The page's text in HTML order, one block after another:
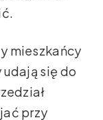
mieszkańcy
się do
przy